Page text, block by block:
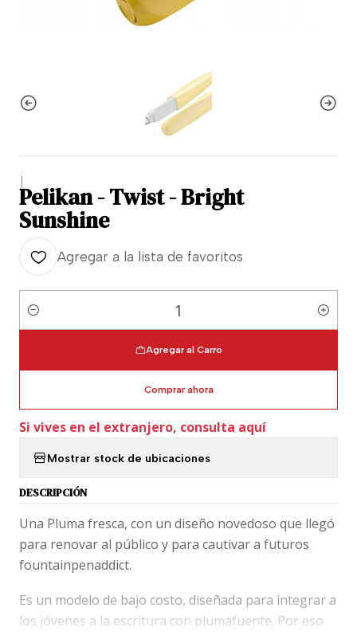
|
Pelikan - Twist - Bright
Sunshine
Agregar a la lista de favoritos
Cantidad
Agregar al Carro
Comprar ahora
Si vives en el extranjero, consulta aquí
Mostrar stock de ubicaciones
DESCRIPCIÓN
Una Pluma fresca, con un diseño novedoso que llegó
para renovar al público y para cautivar a futuros
fountainpenaddict.
Es un modelo de bajo costo, diseñada para integrar a
los jóvenes a la escritura con plumafuente. Por eso